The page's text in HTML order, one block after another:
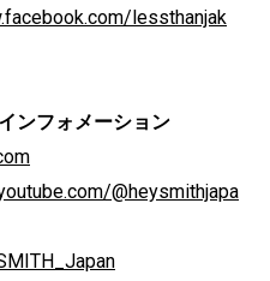
lessthanjak
ンフォメーション
@heysmithjapa